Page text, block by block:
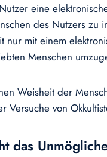
eine
des Nutzers zu
nur mit einem
Menschen
Weisheit der
Versuche von
das